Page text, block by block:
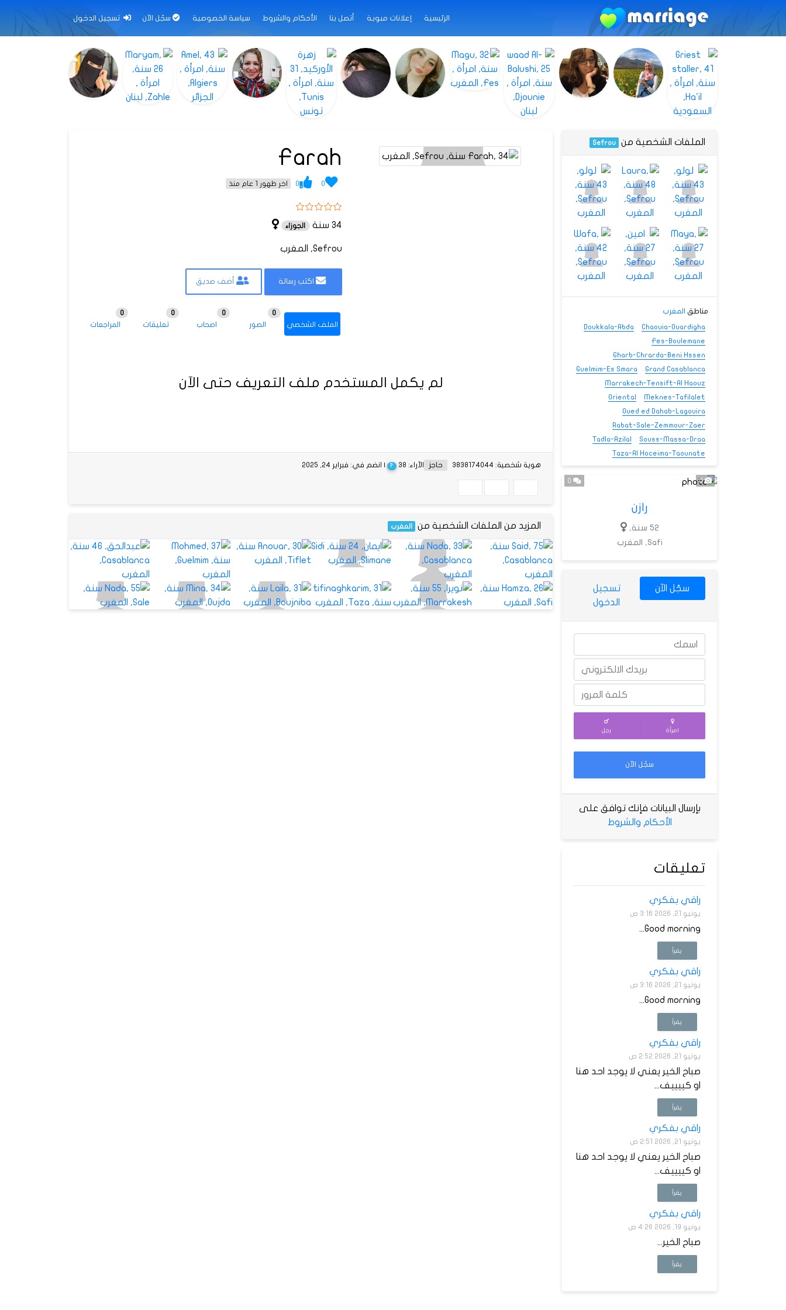
الرئيسية إعلانات مبوبة أتصل بنا الأحكام والشروط سياسة الخصوصية سجّل الآن تسجيل الدخول
Farah
0
0 اخر ظهور 1 عام منذ
34 سنة الجوزاء
Sefrou, المغرب
اكتب رسالة أضف صديق
الملف الشخصي الصور
0
اصحاب
0
تعليقات
0
المراجعات
0
لم يكمل المستخدم ملف التعريف حتى الآن
الآراء: 38 ? | انضم في: فبراير 24, 2025 هوية شخصية: 3838174044 حاجز
المزيد من الملفات الشخصية من المغرب
الملفات الشخصية من Sefrou
مناطق المغرب
Chaouia-Ouardigha
Doukkala-Abda
Fes-Boulemane
Gharb-Chrarda-Beni Hssen
Grand Casablanca
Guelmim-Es Smara
Marrakech-Tensift-Al Haouz
Meknes-Tafilalet
Oriental
Oued ed Dahab-Lagouira
Rabat-Sale-Zemmour-Zaer
Souss-Massa-Draa
Tadla-Azilal
Taza-Al Hoceima-Taounate
0
رازن
52 سنة,
Safi, المغرب
سجّل الآن
تسجيل
الدخول
امرأة رجل
سجّل الآن
بإرسال البيانات فإنك توافق على
الأحكام والشروط
تعليقات
راقي بفكري
يونيو 21, 2026 3:16 ص
Good morning...
يقرأ
راقي بفكري
يونيو 21, 2026 3:16 ص
Good morning...
يقرأ
راقي بفكري
يونيو 21, 2026 2:52 ص
صباح الخير يعني لا يوجد احد هنا
او كييييف...
يقرأ
راقي بفكري
يونيو 21, 2026 2:51 ص
صباح الخير يعني لا يوجد احد هنا
او كييييف...
يقرأ
راقي بفكري
يونيو 19, 2026 4:26 ص
صباح الخير...
يقرأ